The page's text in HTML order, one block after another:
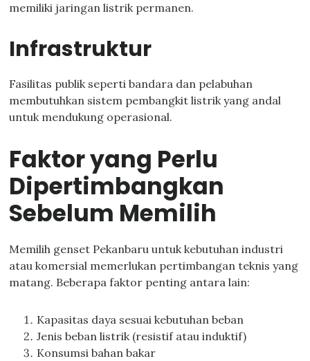
memiliki jaringan listrik permanen.
Infrastruktur
Fasilitas publik seperti bandara dan pelabuhan
membutuhkan sistem pembangkit listrik yang andal
untuk mendukung operasional.
Faktor yang Perlu
Dipertimbangkan
Sebelum Memilih
Memilih genset Pekanbaru untuk kebutuhan industri
atau komersial memerlukan pertimbangan teknis yang
matang. Beberapa faktor penting antara lain:
Kapasitas daya sesuai kebutuhan beban
Jenis beban listrik (resistif atau induktif)
Konsumsi bahan bakar